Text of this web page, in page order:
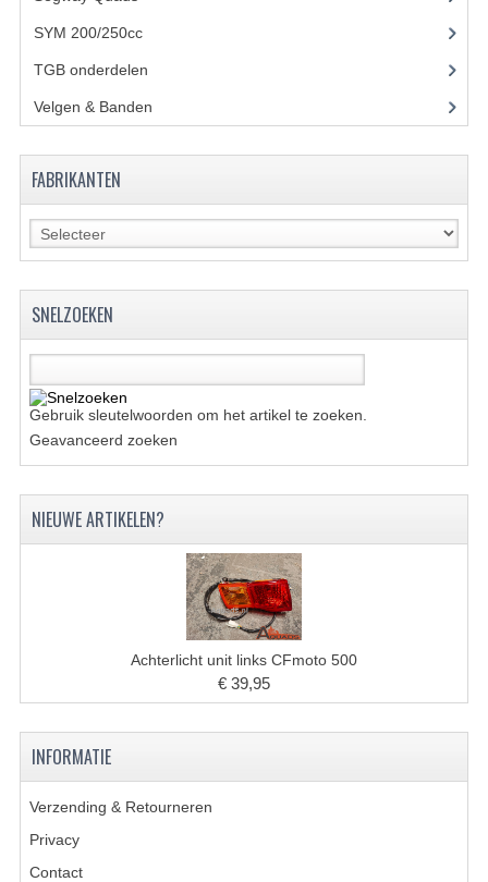
UITLAAT
VERLICHTING
SHINERAY 300 STE
SHINERAY 300ST 5E
SHINERAY 350ST-2E
SHINERAY SPYDER/STIXE 250CC
BRANDSTOF SYSTEEM
SYM 200/250cc(15)
TGB onderdelen
Velgen & Banden
FABRIKANTEN
SNELZOEKEN
Gebruik sleutelwoorden om het artikel te zoeken.
Geavanceerd zoeken
NIEUWE ARTIKELEN?
Achterlicht unit links CFmoto 500
€ 39,95
INFORMATIE
Verzending & Retourneren
Privacy
Contact